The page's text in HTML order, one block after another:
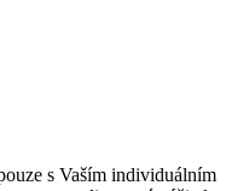
s Vaším individuálním